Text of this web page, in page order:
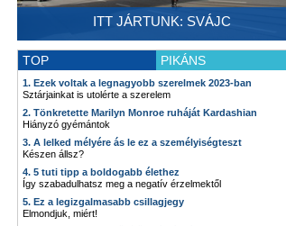
ITT JÁRTUNK: SVÁJC
TOP PIKÁNS
1. Ezek voltak a legnagyobb szerelmek 2023-ban
Sztárjainkat is utolérte a szerelem
2. Tönkretette Marilyn Monroe ruháját Kardashian
Hiányzó gyémántok
3. A lelked mélyére ás le ez a személyiségteszt
Készen állsz?
4. 5 tuti tipp a boldogabb élethez
Így szabadulhatsz meg a negatív érzelmektől
5. Ez a legizgalmasabb csillagjegy
Elmondjuk, miért!